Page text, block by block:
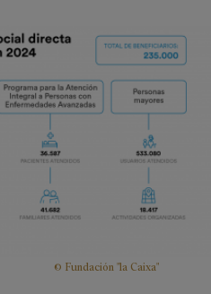
© Fundación "la Caixa"